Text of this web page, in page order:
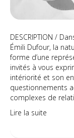
DESCRIPTION /
Émili Dufour, la
forme d’une
invités à vous
intériorité et son
questionnements
complexes de
Lire la suite